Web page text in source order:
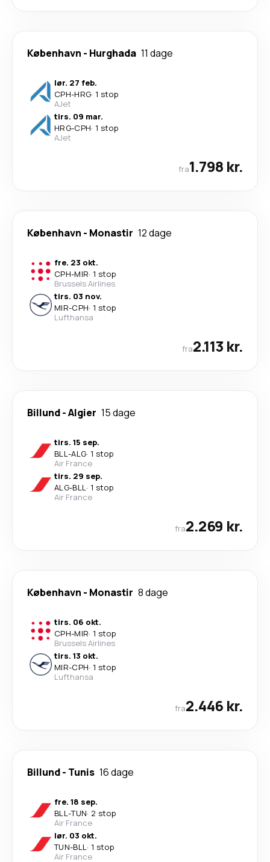
København - Hurghada 11 dage
lør. 27 feb.
CPH-HRG· 1 stop
AJet
tirs. 09 mar.
HRG-CPH· 1 stop
AJet
fra1.798 kr.
København - Monastir 12 dage
fre. 23 okt.
CPH-MIR· 1 stop
Brussels Airlines
tirs. 03 nov.
MIR-CPH· 1 stop
Lufthansa
fra2.113 kr.
Billund-Algier 15 dage
tirs. 15 sep.
BLL-ALG· 1 stop
Air France
tirs. 29 sep.
ALG-BLL· 1 stop
Air France
fra2.269 kr.
København - Monastir 8 dage
tirs. 06 okt.
CPH-MIR· 1 stop
Brussels Airlines
tirs. 13 okt.
MIR-CPH· 1 stop
Lufthansa
fra2.446 kr.
Billund- Tunis 16 dage
fre. 18 sep.
BLL-TUN· 2 stop
Air France
lør. 03 okt.
TUN-BLL· 1 stop
Air France